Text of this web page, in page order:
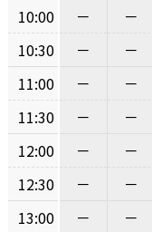
10:00
－ －
10:30
－ －
11:00
－ －
11:30
－ －
12:00
－ －
12:30 － －
13:00 － －